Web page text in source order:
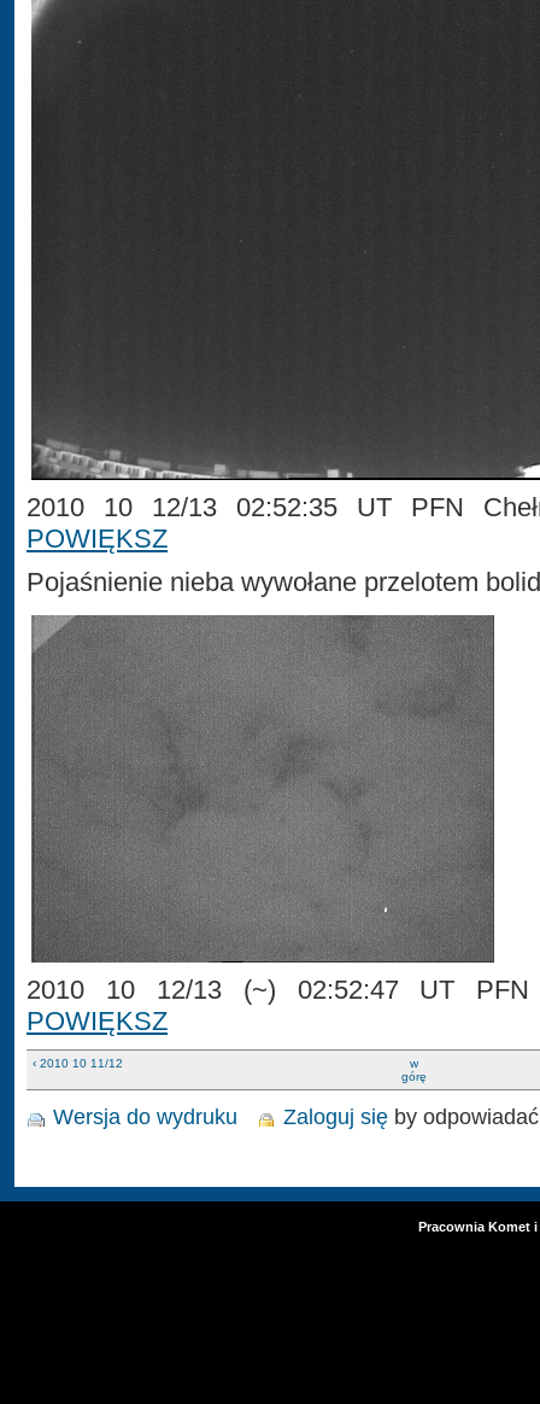
2010 10 12/13 02:52:35 UT PFN
POWIĘKSZ
Pojaśnienie nieba wywołane przelotem
2010 10 12/13 (~) 02:52:47 UT PFN
POWIĘKSZ
‹ 2010 10 11/12
w
górę
Wersja do wydruku Zaloguj się by odpowiadać
Pracownia Komet